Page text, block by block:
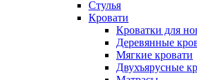
Стулья
Кровати
Кроватки для
Деревянные
Мягкие кровати
Двухъярусные